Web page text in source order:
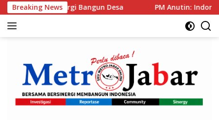
Langsung
ke
konten
Breaking News
Desa PM Anutin: Indonesia dan Tailan Pilar